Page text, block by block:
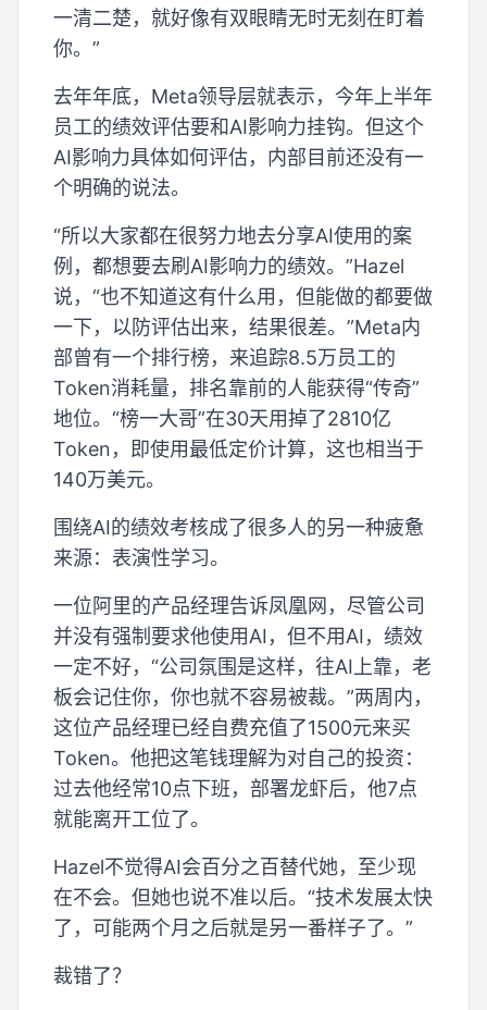
一清二楚，就好像有双眼睛无时无刻在盯着
你。”
去年年底，Meta领导层就表示，今年上半年
员工的绩效评估要和AI影响力挂钩。但这个
AI影响力具体如何评估，内部目前还没有一
个明确的说法。
“所以大家都在很努力地去分享AI使用的案
例，都想要去刷AI影响力的绩效。”Hazel
说，“也不知道这有什么用，但能做的都要做
一下，以防评估出来，结果很差。”Meta内
部曾有一个排行榜，来追踪8.5万员工的
Token消耗量，排名靠前的人能获得“传奇”
地位。“榜一大哥”在30天用掉了2810亿
Token，即使用最低定价计算，这也相当于
140万美元。
围绕AI的绩效考核成了很多人的另一种疲惫
来源：表演性学习。
一位阿里的产品经理告诉凤凰网，尽管公司
并没有强制要求他使用AI，但不用AI，绩效
一定不好，“公司氛围是这样，往AI上靠，老
板会记住你，你也就不容易被裁。”两周内，
这位产品经理已经自费充值了1500元来买
Token。他把这笔钱理解为对自己的投资：
过去他经常10点下班，部署龙虾后，他7点
就能离开工位了。
Hazel不觉得AI会百分之百替代她，至少现
在不会。但她也说不准以后。“技术发展太快
了，可能两个月之后就是另一番样子了。”
裁错了？